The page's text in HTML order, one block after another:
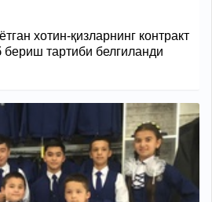
хотин-қизларнинг контракт
бериш тартиби белгиланди